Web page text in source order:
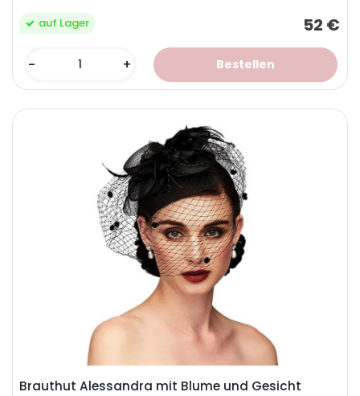
52 €
auf Lager
- +
Brauthut Alessandra mit Blume und Gesicht